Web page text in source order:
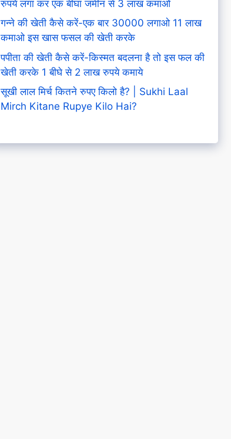
रुपये लगा कर एक बीघा जमीन से 3 लाख कमाओ
गन्ने की खेती कैसे करें-एक बार 30000 लगाओ 11 लाख
कमाओ इस खास फसल की खेती करके
पपीता की खेती कैसे करें-किस्मत बदलना है तो इस फल की
खेती करके 1 बीघे से 2 लाख रुपये कमाये
सूखी लाल मिर्च कितने रुपए किलो है? | Sukhi Laal
Mirch Kitane Rupye Kilo Hai?